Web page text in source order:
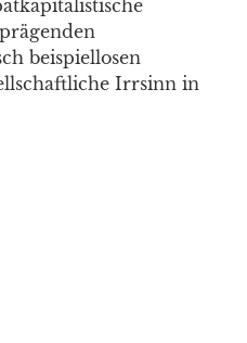
beispiellosen
Irrsinn in